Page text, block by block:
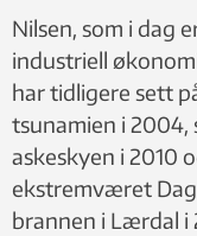
Nilsen, som i dag
industriell
har tidligere sett
tsunamien i 2004,
askeskyen i 2010
ekstremværet
brannen i Lærdal i